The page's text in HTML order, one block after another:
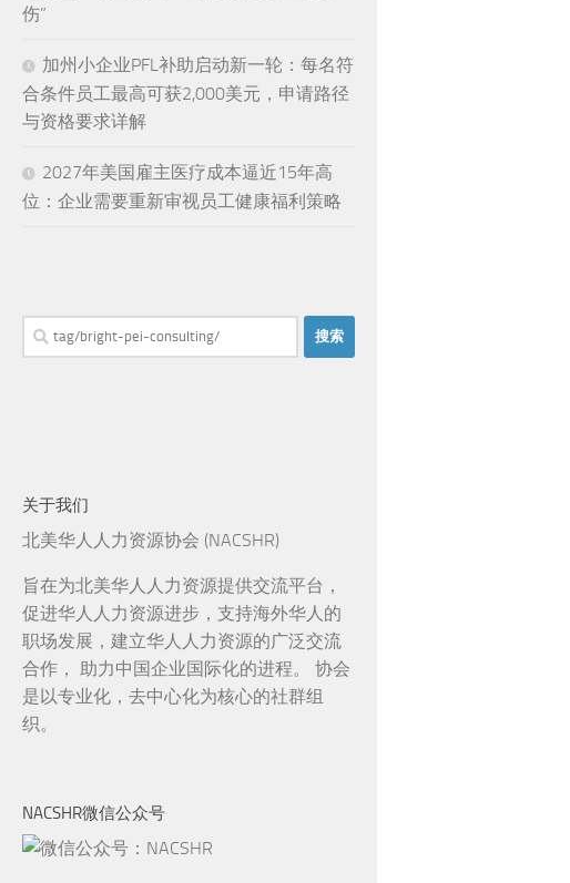
伤”
加州小企业PFL补助启动新一轮：每名符
合条件员工最高可获2,000美元，申请路径
与资格要求详解
2027年美国雇主医疗成本逼近15年高
位：企业需要重新审视员工健康福利策略
搜
索：
关于我们
北美华人人力资源协会 (NACSHR)
旨在为北美华人人力资源提供交流平台，
促进华人人力资源进步，支持海外华人的
职场发展，建立华人人力资源的广泛交流
合作， 助力中国企业国际化的进程。 协会
是以专业化，去中心化为核心的社群组
织。
NACSHR微信公众号